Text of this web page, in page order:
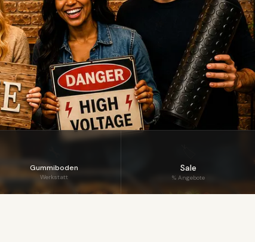
Gummiboden
Werkstatt
Sale
% Angebote